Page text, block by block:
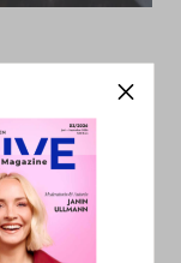
und alle